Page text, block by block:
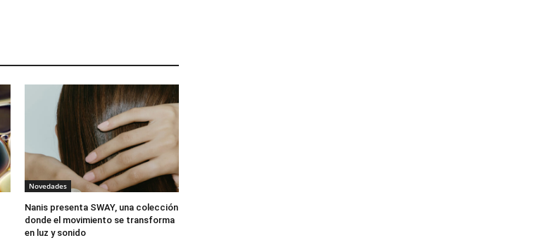
Novedades
Nanis presenta SWAY, una colección
donde el movimiento se transforma
en luz y sonido